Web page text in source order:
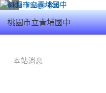
桃園市立青埔國中
本站消息